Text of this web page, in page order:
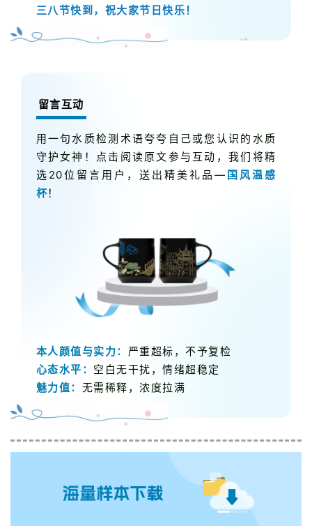
三八节快到，祝大家节日快乐！
留言互动
用一句水质检测术语夸夸自己或您认识的水质
守护女神！点击阅读原文参与互动，我们将精
选20位留言用户，送出精美礼品— 国风温感
杯！
本人颜值与实力： 严重超标，不予复检
心态水平： 空白无干扰，情绪超稳定
魅力值： 无需稀释，浓度拉满